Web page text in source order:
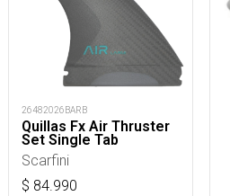
26482026BARB
Quillas Fx Air Thruster
Set Single Tab
Scarfini
$ 84.990